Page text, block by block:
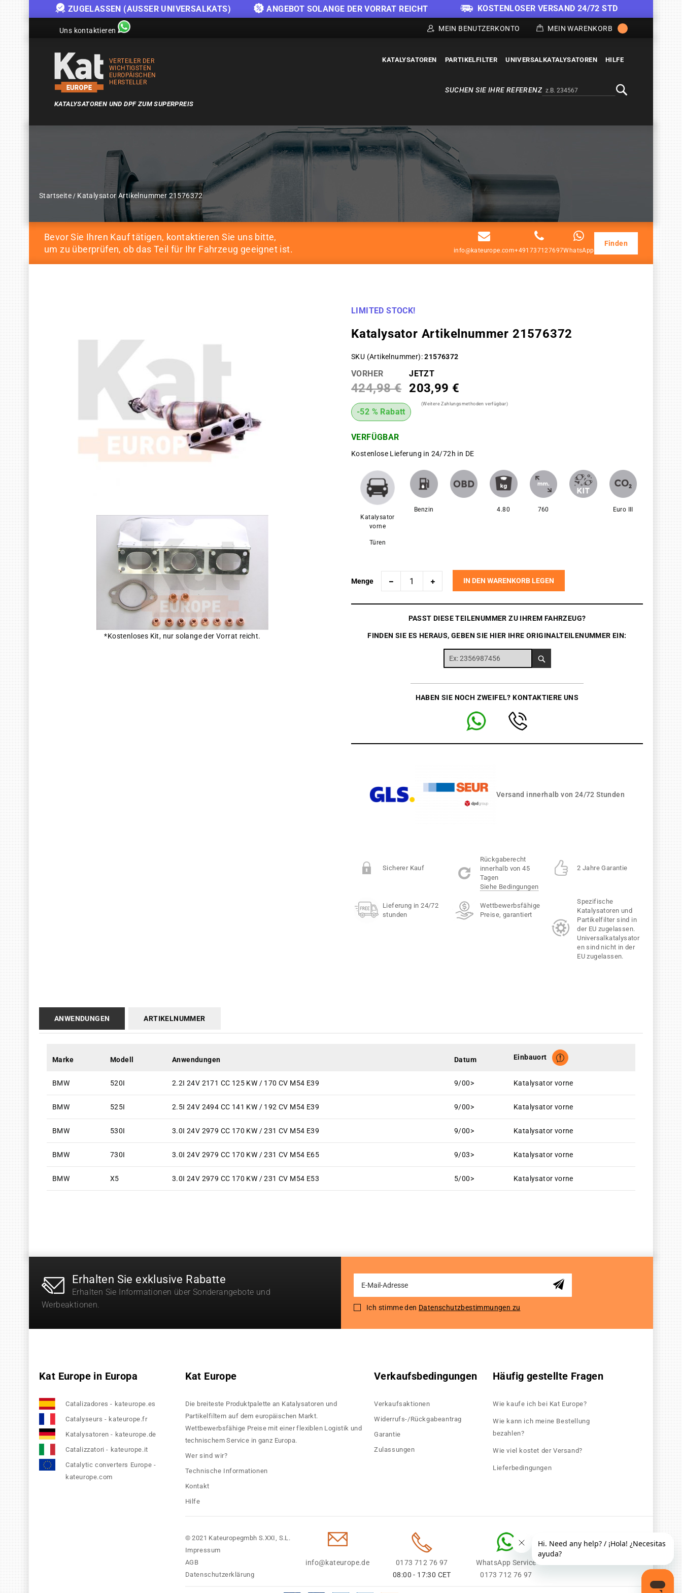
ZUGELASSEN (AUSSER UNIVERSALKATS) ANGEBOT SOLANGE DER VORRAT REICHT KOSTENLOSER VERSAND 24/72 STD
Uns kontaktieren MEIN BENUTZERKONTO MEIN WARENKORB
VERTEILER DER
WICHTIGSTEN
EUROPÄISCHEN
HERSTELLER
KATALYSATOREN UND DPF ZUM SUPERPREIS
KATALYSATOREN PARTIKELFILTER UNIVERSALKATALYSATOREN HILFE
Alternativa a Doofinder
SUCHEN SIE IHRE REFERENZ
Startseite Katalysator Artikelnummer 21576372
Bevor Sie Ihren Kauf tätigen, kontaktieren Sie uns bitte,
um zu überprüfen, ob das Teil für Ihr Fahrzeug geeignet ist.
info@kateurope.com+491737127697WhatsApp
Finden
*Kostenloses Kit, nur solange der Vorrat reicht.
LIMITED STOCK!
Katalysator Artikelnummer 21576372
SKU (Artikelnummer) 21576372
VORHER
424,98 €
JETZT
203,99 €
-52 % Rabatt
(Weitere Zahlungsmethoden verfügbar)
VERFÜGBAR
Kostenlose Lieferung in 24/72h in DE
Katalysator
vorne
Türen
Benzin 4.80 760 Euro III
Menge IN DEN WARENKORB LEGEN
PASST DIESE TEILENUMMER ZU IHREM FAHRZEUG?
FINDEN SIE ES HERAUS, GEBEN SIE HIER IHRE ORIGINALTEILENUMMER EIN:
HABEN SIE NOCH ZWEIFEL? KONTAKTIERE UNS
Versand innerhalb von 24/72 Stunden
Sicherer Kauf
Rückgaberecht
innerhalb von 45
Tagen
Siehe Bedingungen
2 Jahre Garantie
Lieferung in 24/72
stunden
Wettbewerbsfähige
Preise, garantiert
Spezifische
Katalysatoren und
Partikelfilter sind in
der EU zugelassen.
Universalkatalysator
en sind nicht in der
EU zugelassen.
ANWENDUNGEN
Marke Modell Anwendungen Datum Einbauort
BMW 520I 2.2I 24V 2171 CC 125 KW / 170 CV M54 E39 9/00> Katalysator vorne
BMW 525I 2.5I 24V 2494 CC 141 KW / 192 CV M54 E39 9/00> Katalysator vorne
BMW 530I 3.0I 24V 2979 CC 170 KW / 231 CV M54 E39 9/00> Katalysator vorne
BMW 730I 3.0I 24V 2979 CC 170 KW / 231 CV M54 E65 9/03> Katalysator vorne
BMW X5 3.0I 24V 2979 CC 170 KW / 231 CV M54 E53 5/00> Katalysator vorne
ARTIKELNUMMER
Erhalten Sie exklusive Rabatte
Erhalten Sie Informationen über Sonderangebote und
Werbeaktionen.
for
Newsletter:
Ich stimme den Datenschutzbestimmungen zu
Kat Europe in Europa
Catalizadores - kateurope.es
Catalyseurs - kateurope.fr
Katalysatoren - kateurope.de
Catalizzatori - kateurope.it
Catalytic converters Europe -
kateurope.com
Kat Europe
Die breiteste Produktpalette an Katalysatoren und
Partikelfiltern auf dem europäischen Markt.
Wettbewerbsfähige Preise mit einer flexiblen Logistik und
technischem Service in ganz Europa.
Wer sind wir?
Technische Informationen
Kontakt
Hilfe
Verkaufsbedingungen
Verkaufsaktionen
Widerrufs-/Rückgabeantrag
Garantie
Zulassungen
Häufig gestellte Fragen
Wie kaufe ich bei Kat Europe?
Wie kann ich meine Bestellung
bezahlen?
Wie viel kostet der Versand?
Lieferbedingungen
© 2021 Kateuropegmbh S.XXI, S.L.
Impressum
AGB
Datenschutzerklärung
info@kateurope.de
0173 712 76 97
08:00 - 17:30 CET
WhatsApp Service
0173 712 76 97